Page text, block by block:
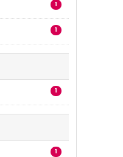
1
1
1
1